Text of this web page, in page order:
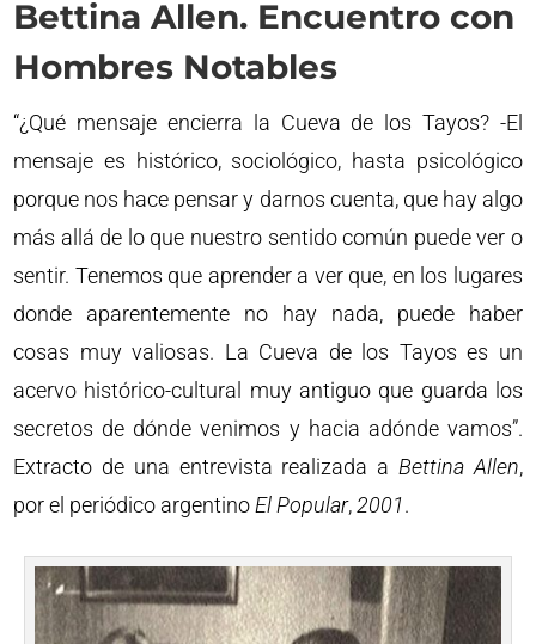
Bettina Allen. Encuentro con
Hombres Notables
“¿Qué mensaje encierra la Cueva de los Tayos? -El
mensaje es histórico, sociológico, hasta psicológico
porque nos hace pensar y darnos cuenta, que hay algo
más allá de lo que nuestro sentido común puede ver o
sentir. Tenemos que aprender a ver que, en los lugares
donde aparentemente no hay nada, puede haber
cosas muy valiosas. La Cueva de los Tayos es un
acervo histórico-cultural muy antiguo que guarda los
secretos de dónde venimos y hacia adónde vamos”.
Extracto de una entrevista realizada a Bettina Allen,
por el periódico argentinoEl Popular,2001.